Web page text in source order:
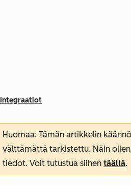
Integraatiot
Huomaa: Tämän artikkelin
välttämättä tarkistettu. Näin
tiedot. Voit tutustua siihen täällä.